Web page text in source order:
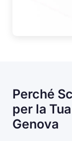
Perché
per la
Genova